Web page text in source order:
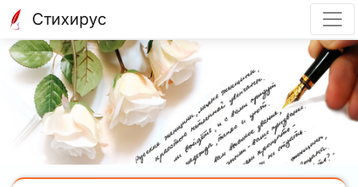
Стихирус